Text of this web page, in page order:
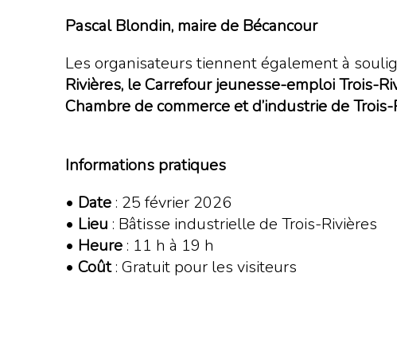
Pascal Blondin, maire de Bécancour
Les organisateurs tiennent également à
Rivières, le Carrefour jeunesse-emploi Trois-
Chambre de commerce et d’industrie de
Informations pratiques
• Date : 25 février 2026
• Lieu : Bâtisse industrielle de Trois-Rivières
• Heure : 11 h à 19 h
• Coût: Gratuit pour les visiteurs